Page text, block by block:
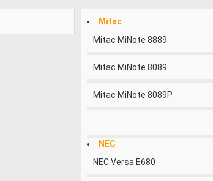
Mitac
Mitac MiNote 8889
Mitac MiNote 8089
Mitac MiNote 8089P
NEC
NEC Versa E680